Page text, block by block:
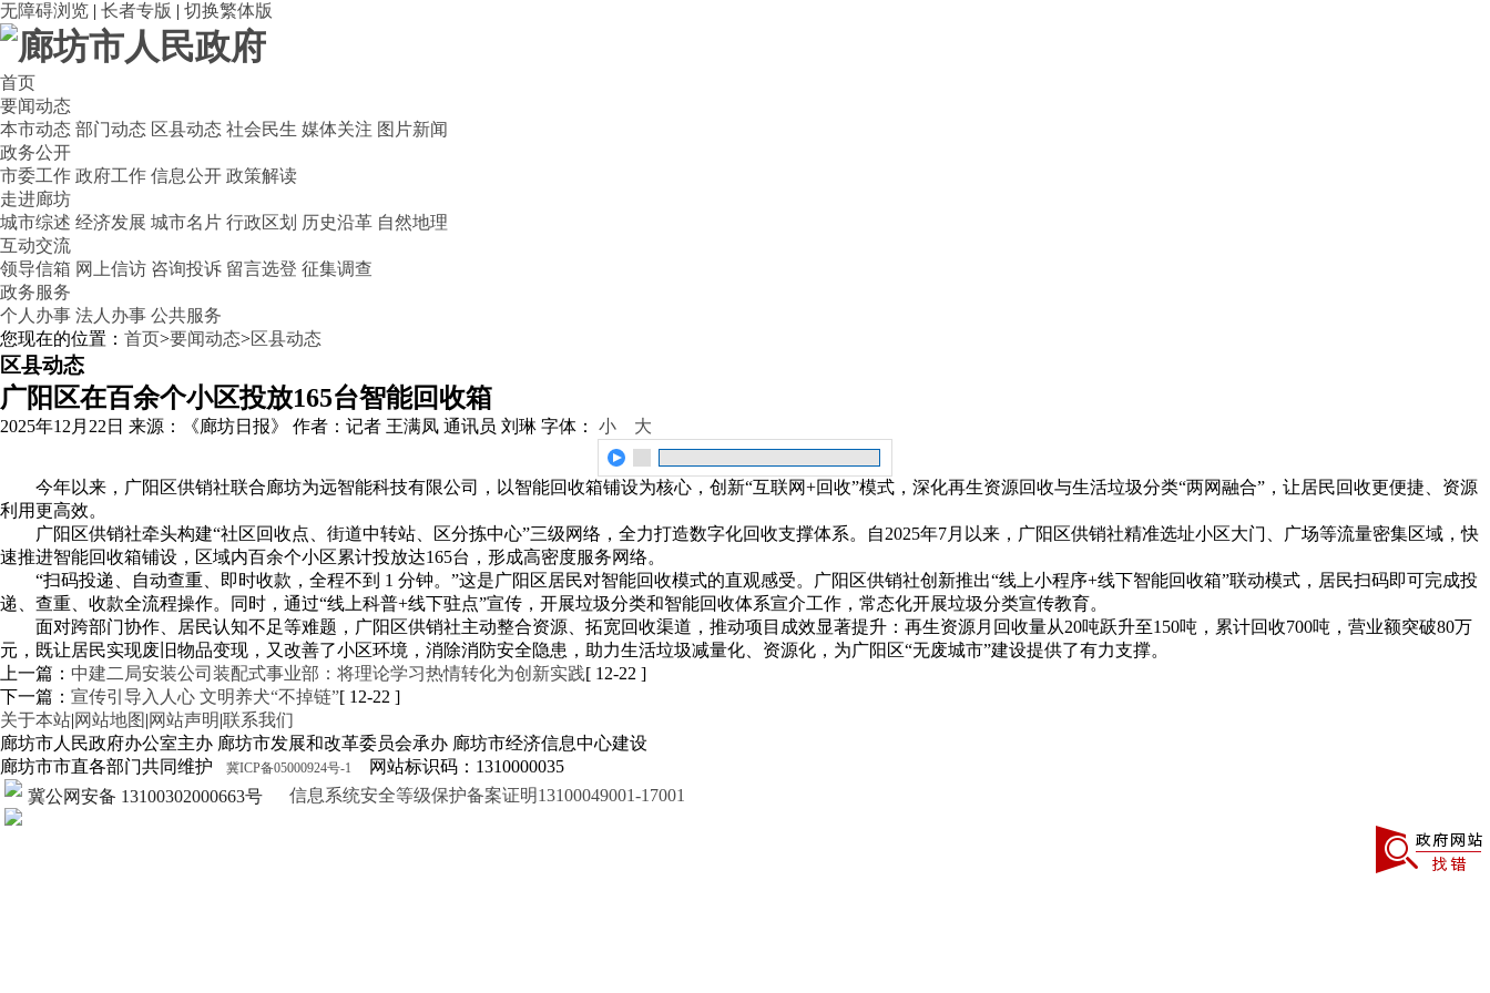
无障碍浏览 | 长者专版 | 切换繁体版
首页
要闻动态
本市动态 部门动态 区县动态 社会民生 媒体关注 图片新闻
政务公开
市委工作 政府工作 信息公开 政策解读
走进廊坊
城市综述 经济发展 城市名片 行政区划 历史沿革 自然地理
互动交流
领导信箱 网上信访 咨询投诉 留言选登 征集调查
政务服务
个人办事 法人办事 公共服务
您现在的位置： 首页>要闻动态>区县动态
区县动态
广阳区在百余个小区投放165台智能回收箱
2025年12月22日 来源：《廊坊日报》 作者：记者 王满凤 通讯员 刘琳 字体： 小 大
今年以来，广阳区供销社联合廊坊为远智能科技有限公司，以智能回收箱铺设为核心，创新“互联网+回收”模式，深化再生资源回收与生活垃圾分类“两网融合”，让居民回收更便捷、资源
利用更高效。
广阳区供销社牵头构建“社区回收点、街道中转站、区分拣中心”三级网络，全力打造数字化回收支撑体系。自2025年7月以来，广阳区供销社精准选址小区大门、广场等流量密集区域，快
速推进智能回收箱铺设，区域内百余个小区累计投放达165台，形成高密度服务网络。
“扫码投递、自动查重、即时收款，全程不到 1 分钟。”这是广阳区居民对智能回收模式的直观感受。广阳区供销社创新推出“线上小程序+线下智能回收箱”联动模式，居民扫码即可完成投
递、查重、收款全流程操作。同时，通过“线上科普+线下驻点”宣传，开展垃圾分类和智能回收体系宣介工作，常态化开展垃圾分类宣传教育。
面对跨部门协作、居民认知不足等难题，广阳区供销社主动整合资源、拓宽回收渠道，推动项目成效显著提升：再生资源月回收量从20吨跃升至150吨，累计回收700吨，营业额突破80万
元，既让居民实现废旧物品变现，又改善了小区环境，消除消防安全隐患，助力生活垃圾减量化、资源化，为广阳区“无废城市”建设提供了有力支撑。
上一篇： 中建二局安装公司装配式事业部：将理论学习热情转化为创新实践[ 12-22 ]
下一篇： 宣传引导入人心 文明养犬“不掉链”[ 12-22 ]
关于本站|网站地图 |网站声明|联系我们
廊坊市人民政府办公室主办 廊坊市发展和改革委员会承办 廊坊市经济信息中心建设
廊坊市市直各部门共同维护
冀ICP备05000924号-1
网站标识码：1310000035
冀公网安备 13100302000663号
信息系统安全等级保护备案证明13100049001-17001